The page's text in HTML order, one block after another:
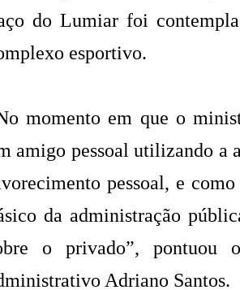
do Lumiar foi
esportivo.
momento em que o
amigo pessoal utilizando a
pessoal, e
da administração
o privado”, pontuou
Adriano Santos.